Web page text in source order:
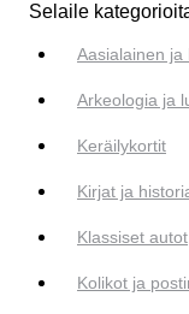
Selaile
Aasialainen ja
Arkeologia ja
Keräilykortit
Kirjat ja
Klassiset
Kolikot ja